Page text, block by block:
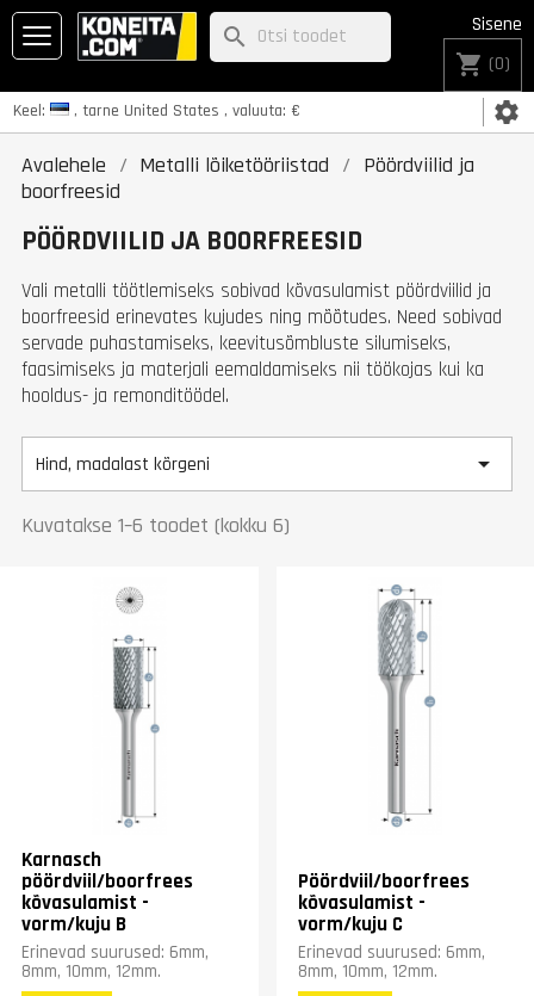
Keel: , tarne United States , valuuta: € settings
Sisene
shopping_cart (0)
search
Avalehele Metalli lõiketööriistad
Pöördviilid ja
boorfreesid
PÖÖRDVIILID JA BOORFREESID
Vali metalli töötlemiseks sobivad kõvasulamist pöördviilid ja
boorfreesid erinevates kujudes ning mõõtudes. Need sobivad
servade puhastamiseks, keevitusõmbluste silumiseks,
faasimiseks ja materjali eemaldamiseks nii töökojas kui ka
hooldus- ja remonditöödel.
Hind, madalast kõrgeni 
Kuvatakse 1–6 toodet (kokku 6)
Karnasch
pöördviil/boorfrees
kõvasulamist -
vorm/kuju B
Erinevad suurused: 6mm,
8mm, 10mm, 12mm.
Pöördviil/boorfrees
kõvasulamist -
vorm/kuju C
Erinevad suurused: 6mm,
8mm, 10mm, 12mm.